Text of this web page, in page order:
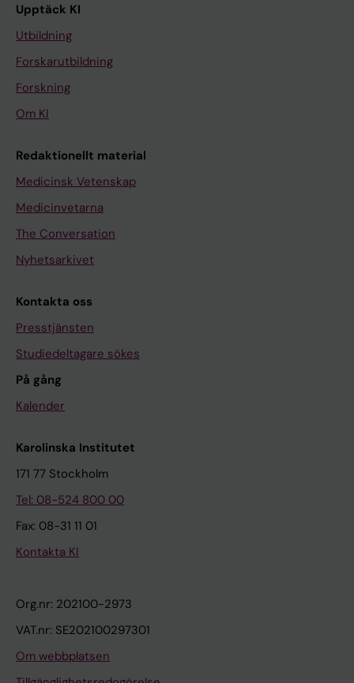
Upptäck KI
Utbildning
Forskarutbildning
Forskning
Om KI
Redaktionellt material
Medicinsk Vetenskap
Medicinvetarna
The Conversation
Nyhetsarkivet
Kontakta oss
Presstjänsten
Studiedeltagare sökes
På gång
Kalender
Karolinska Institutet
171 77 Stockholm
Tel: 08-524 800 00
Fax: 08-31 11 01
Kontakta KI
Org.nr: 202100-2973
VAT.nr: SE202100297301
Om webbplatsen